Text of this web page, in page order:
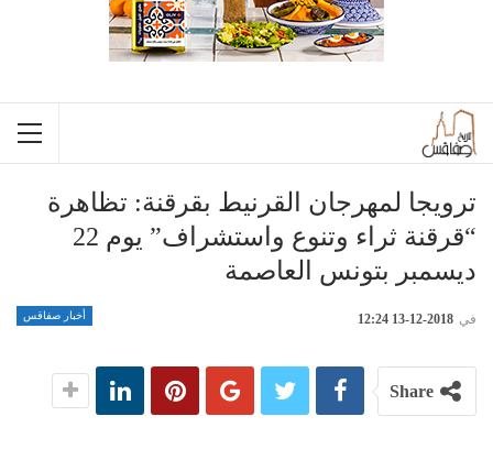
ترويجا لمهرجان القرنيط بقرقنة: تظاهرة
“قرقنة ثراء وتنوع واستشراف” يوم 22
ديسمبر بتونس العاصمة
أخبار صفاقس في 2018-12-13 12:24
Share